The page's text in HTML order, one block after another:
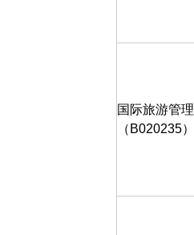
国际旅游管理
（ B020235）